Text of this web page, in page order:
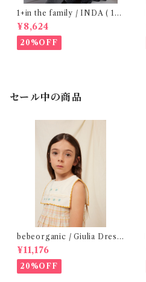
1+in the family / INDA ( 12-
48m )
¥8,624
20%OFF
セール中の商品
bebeorganic / Giulia Dress
Lagoon Check (2-6y)
¥11,176
20%OFF